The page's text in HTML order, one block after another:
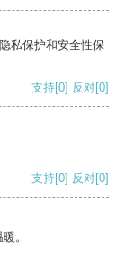
私保护和安全性保
支持[0] 反对[0]
支持[0] 反对[0]
。